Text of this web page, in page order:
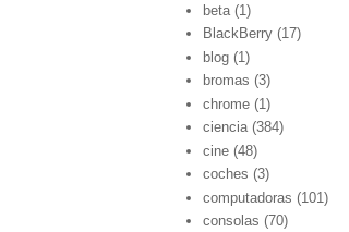
beta (1)
BlackBerry (17)
blog (1)
bromas (3)
chrome (1)
ciencia (384)
cine (48)
coches (3)
computadoras (101)
consolas (70)